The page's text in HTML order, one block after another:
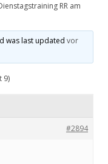
RR am
was last updatedvor
9)
#2894